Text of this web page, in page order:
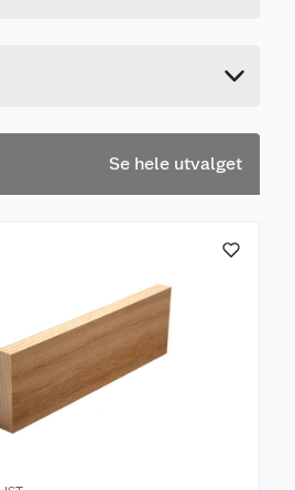
Se hele utvalget